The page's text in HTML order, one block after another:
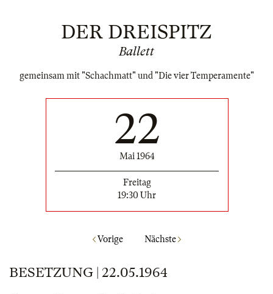
DER DREISPITZ
Ballett
gemeinsam mit "Schachmatt" und "Die vier Temperamente"
22
Mai 1964
Freitag
19:30 Uhr
Vorige Nächste
BESETZUNG | 22.05.1964